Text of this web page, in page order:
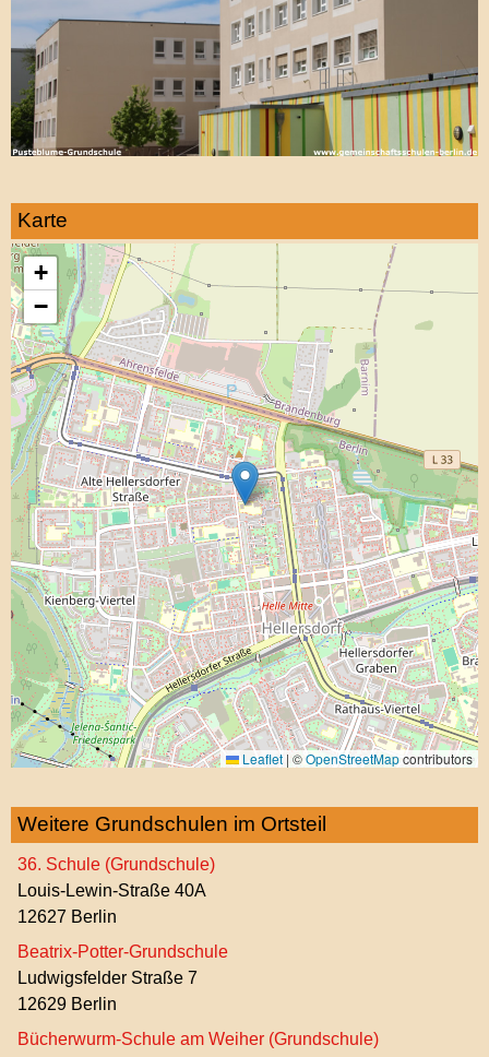
Karte
+
−
Leaflet | ©OpenStreetMapcontributors
Weitere Grundschulen im Ortsteil
36. Schule (Grundschule)
Louis-Lewin-Straße 40A
12627 Berlin
Beatrix-Potter-Grundschule
Ludwigsfelder Straße 7
12629 Berlin
Bücherwurm-Schule am Weiher (Grundschule)